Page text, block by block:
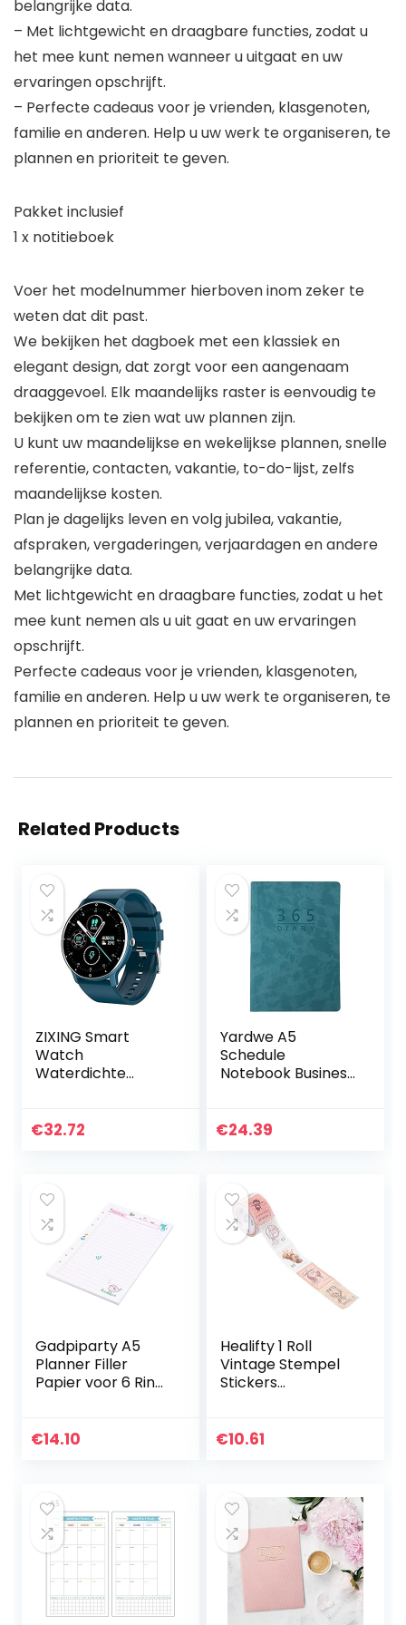
belangrijke data.
– Met lichtgewicht en draagbare functies, zodat u
het mee kunt nemen wanneer u uitgaat en uw
ervaringen opschrijft.
– Perfecte cadeaus voor je vrienden, klasgenoten,
familie en anderen. Help u uw werk te organiseren, te
plannen en prioriteit te geven.
Pakket inclusief
1 x notitieboek
Voer het modelnummer hierboven inom zeker te
weten dat dit past.
We bekijken het dagboek met een klassiek en
elegant design, dat zorgt voor een aangenaam
draaggevoel. Elk maandelijks raster is eenvoudig te
bekijken om te zien wat uw plannen zijn.
U kunt uw maandelijkse en wekelijkse plannen, snelle
referentie, contacten, vakantie, to-do-lijst, zelfs
maandelijkse kosten.
Plan je dagelijks leven en volg jubilea, vakantie,
afspraken, vergaderingen, verjaardagen en andere
belangrijke data.
Met lichtgewicht en draagbare functies, zodat u het
mee kunt nemen als u uit gaat en uw ervaringen
opschrijft.
Perfecte cadeaus voor je vrienden, klasgenoten,
familie en anderen. Help u uw werk te organiseren, te
plannen en prioriteit te geven.
Related Products
ZIXING Smart
Watch
Waterdichte
met HD Screen
€32.72
Yardwe A5
Schedule
Notebook Business
Boek Tijdbeheer
€24.39
Gadpiparty A5
Planner Filler
Papier voor 6 Ring
6 Hole Geslagen
€14.10
Healifty 1 Roll
Vintage Stempel
Stickers
Esthetische Letter
€10.61